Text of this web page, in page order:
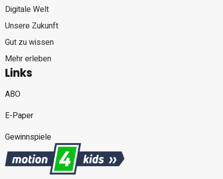
Digitale Welt
Unsere Zukunft
Gut zu wissen
Mehr erleben
Links
ABO
E-Paper
Gewinnspiele